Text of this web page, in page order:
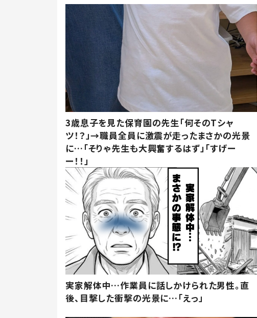
3歳息子を見た保育園の先生「何そのTシャ
ツ！？」→職員全員に激震が走ったまさかの光景
に…「そりゃ先生も大興奮するはず」「すげー
ー！！」
実家解体中…作業員に話しかけられた男性。直
後、目撃した衝撃の光景に…「えっ」